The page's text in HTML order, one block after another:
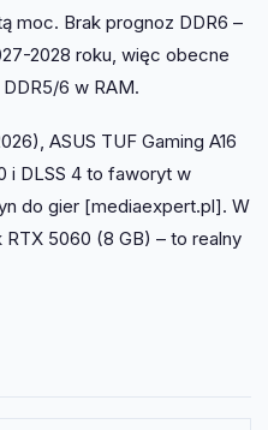
moc. Brak prognoz DDR6 –
2028 roku, więc obecne
6 w RAM.
ASUS TUF Gaming A16
i DLSS 4 to faworyt w
do gier [mediaexpert.pl]. W
5060 (8 GB) – to realny